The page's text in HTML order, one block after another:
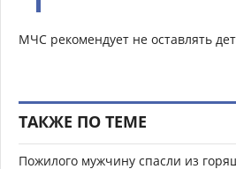
МЧС рекомендует не оставлять
ТАКЖЕ ПО ТЕМЕ
Пожилого мужчину спасли из